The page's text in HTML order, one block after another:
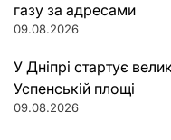
газу за адресами
09.08.2026
У Дніпрі стартує
Успенській площі
09.08.2026